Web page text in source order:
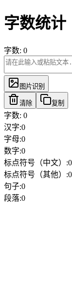
字数统计
字数: 0
图片识别
清除 复制
字数: 0
汉字:0
字母:0
数字:0
标点符号（中文） :0
标点符号（其他） :0
句子:0
段落:0